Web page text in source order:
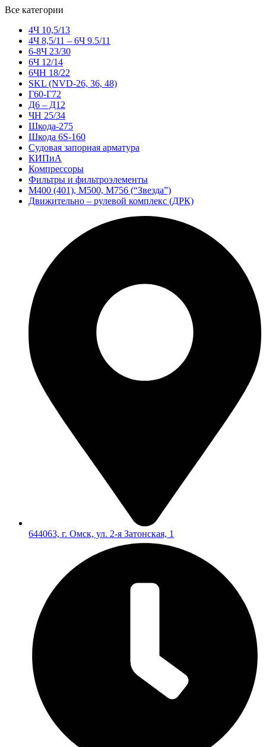
Все категории
4Ч 10,5/13
4Ч 8,5/11 – 6Ч 9.5/11
6-8Ч 23/30
6Ч 12/14
6ЧН 18/22
SKL (NVD-26, 36, 48)
Г60-Г72
Д6 – Д12
ЧН 25/34
Шкода-275
Шкода 6S-160
Судовая запорная арматура
КИПиА
Компрессоры
Фильтры и фильтроэлементы
М400 (401), М500, М756 (“Звезда”)
Движительно – рулевой комплекс (ДРК)
644063, г. Омск, ул. 2-я Затонская, 1